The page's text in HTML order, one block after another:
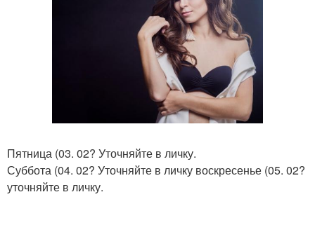
Пятница (03. 02? Уточняйте в личку.
Суббота (04. 02? Уточняйте в личку воскресенье (05. 02?
уточняйте в личку.